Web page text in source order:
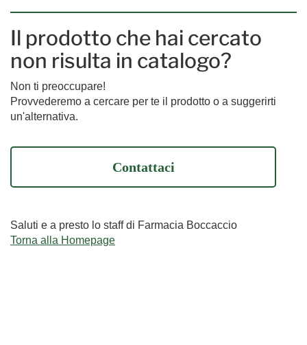
Il prodotto che hai cercato
non risulta in catalogo?
Non ti preoccupare!
Provvederemo a cercare per te il prodotto o a suggerirti
un'alternativa.
Contattaci
Saluti e a presto lo staff di Farmacia Boccaccio
Torna alla Homepage